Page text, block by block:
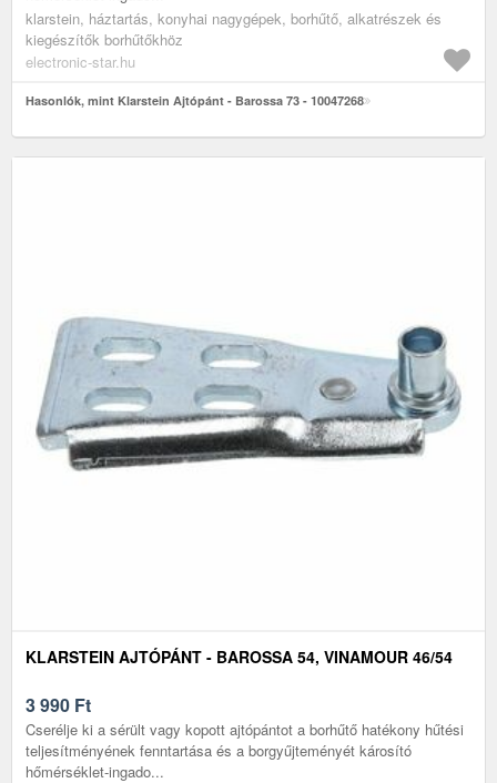
klarstein, háztartás, konyhai nagygépek, borhűtő, alkatrészek és
kiegészítők borhűtőkhöz
electronic-star.hu
Hasonlók, mint Klarstein Ajtópánt - Barossa 73 - 10047268
KLARSTEIN AJTÓPÁNT - BAROSSA 54, VINAMOUR 46/54
3 990 Ft
Cserélje ki a sérült vagy kopott ajtópántot a borhűtő hatékony hűtési
teljesítményének fenntartása és a borgyűjteményét károsító
hőmérséklet-ingado...